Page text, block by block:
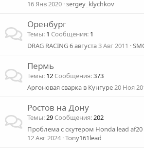
16 Янв 2020 sergey_klychkov
Оренбург
Темы 1 Сообщения 1
DRAG RACING 6 августа3 Авг 2011
Пермь
Темы 12 Сообщения 373
Аргоновая сварка в Кунгуре20 Ноя
Ростов на Дону
Темы 29 Сообщения 202
Проблема с скутером Honda lead af20
12 Авг 2024 Tony161lead